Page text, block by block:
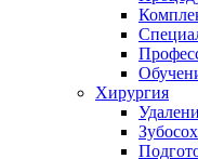
Хирургия